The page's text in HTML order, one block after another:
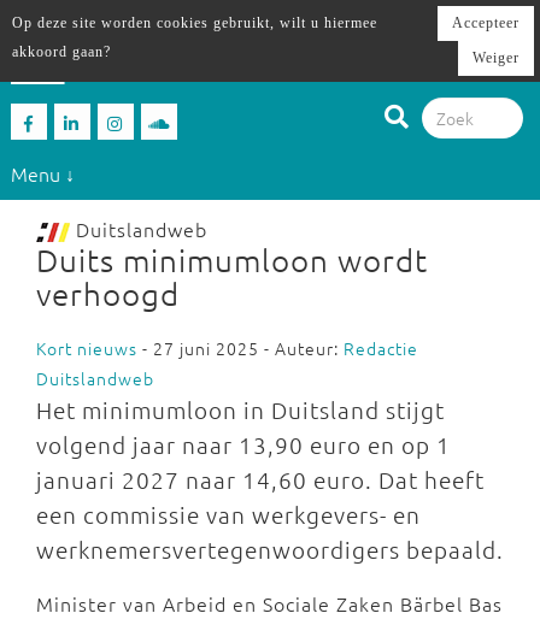
Menu ↓
Duitslandweb
Duits minimumloon wordt
verhoogd
Kort nieuws - 27 juni 2025 - Auteur: Redactie
Duitslandweb
Het minimumloon in Duitsland stijgt
volgend jaar naar 13,90 euro en op 1
januari 2027 naar 14,60 euro. Dat heeft
een commissie van werkgevers- en
werknemersvertegenwoordigers bepaald.
Minister van Arbeid en Sociale Zaken Bärbel Bas
Op deze site worden cookies gebruikt, wilt u hiermee
akkoord gaan?
Accepteer
Weiger